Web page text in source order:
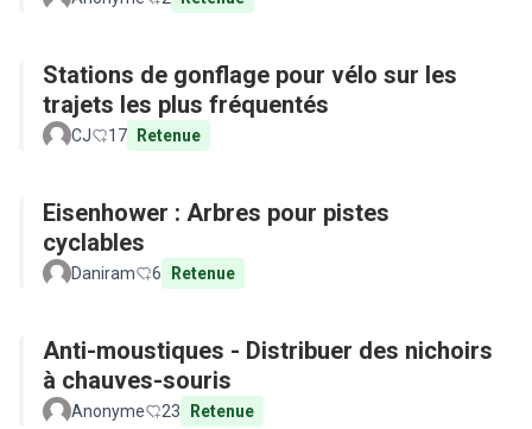
Stations de gonflage pour vélo sur les
trajets les plus fréquentés
CJ 17 Retenue
Eisenhower : Arbres pour pistes
cyclables
Daniram 6 Retenue
Anti-moustiques - Distribuer des nichoirs
à chauves-souris
Anonyme 23 Retenue